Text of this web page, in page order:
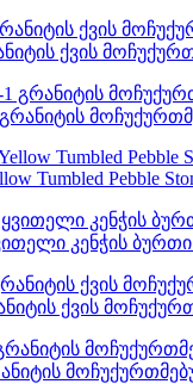
ქვის
Tumbled Pebble
კენჭის ბურთი
ქვის